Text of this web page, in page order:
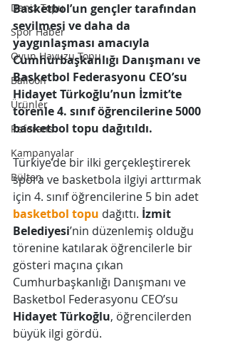
Deniz Topu
Spor Haber
Oyun Havuzu Topu
Balloon
Ürünler
Referans
Kampanyalar
Bülten
Basketbol’un gençler tarafından
sevilmesi ve daha da
yaygınlaşması amacıyla
Cumhurbaşkanlığı Danışmanı ve
Basketbol Federasyonu CEO’su
Hidayet Türkoğlu’nun İzmit’te
törenle 4. sınıf öğrencilerine 5000
basketbol topu dağıtıldı.
Türkiye’de bir ilki gerçekleştirerek
spora ve basketbola ilgiyi arttırmak
için 4. sınıf öğrencilerine 5 bin adet
basketbol topu dağıttı. İzmit
Belediyesi’nin düzenlemiş olduğu
törenine katılarak öğrencilerle bir
gösteri maçına çıkan
Cumhurbaşkanlığı Danışmanı ve
Basketbol Federasyonu CEO’su
Hidayet Türkoğlu, öğrencilerden
büyük ilgi gördü.